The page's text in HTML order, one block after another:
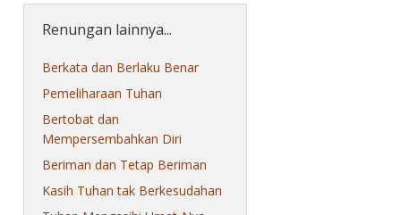
Renungan lainnya...
Berkata dan Berlaku Benar
Pemeliharaan Tuhan
Bertobat dan
Mempersembahkan Diri
Beriman dan Tetap Beriman
Kasih Tuhan tak Berkesudahan